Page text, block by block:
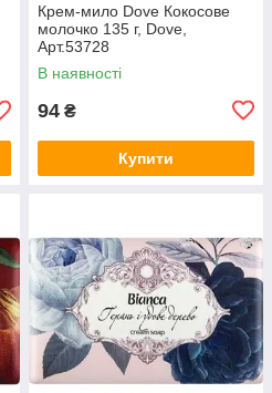
Крем-мило Dove Кокосове
молочко 135 г, Dove,
Арт.53728
В наявності
94 ₴
Купити